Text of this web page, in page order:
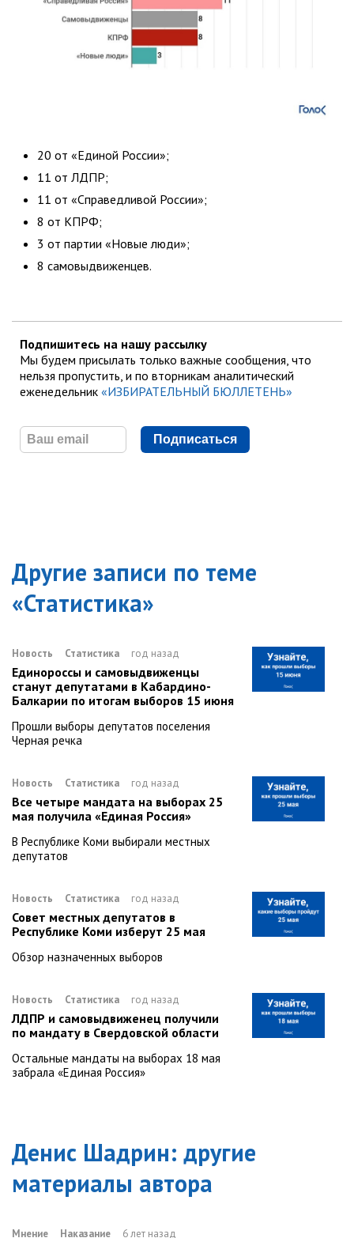
20 от «Единой России»;
11 от ЛДПР;
11 от «Справедливой России»;
8 от КПРФ;
3 от партии «Новые люди»;
8 самовыдвиженцев.
Подпишитесь на нашу рассылку
Мы будем присылать только важные сообщения, что
нельзя пропустить, и по вторникам аналитический
еженедельник «ИЗБИРАТЕЛЬНЫЙ БЮЛЛЕТЕНЬ»
Подписаться
Другие записи по теме
«Статистика»
Новость Статистика год назад
Единороссы и самовыдвиженцы
станут депутатами в Кабардино-
Балкарии по итогам выборов 15 июня
Прошли выборы депутатов поселения
Черная речка
Новость Статистика год назад
Все четыре мандата на выборах 25
мая получила «Единая Россия»
В Республике Коми выбирали местных
депутатов
Новость Статистика год назад
Совет местных депутатов в
Республике Коми изберут 25 мая
Обзор назначенных выборов
Новость Статистика год назад
ЛДПР и самовыдвиженец получили
по мандату в Свердовской области
Остальные мандаты на выборах 18 мая
забрала «Единая Россия»
Денис Шадрин: другие
материалы автора
Мнение Наказание 6 лет назад